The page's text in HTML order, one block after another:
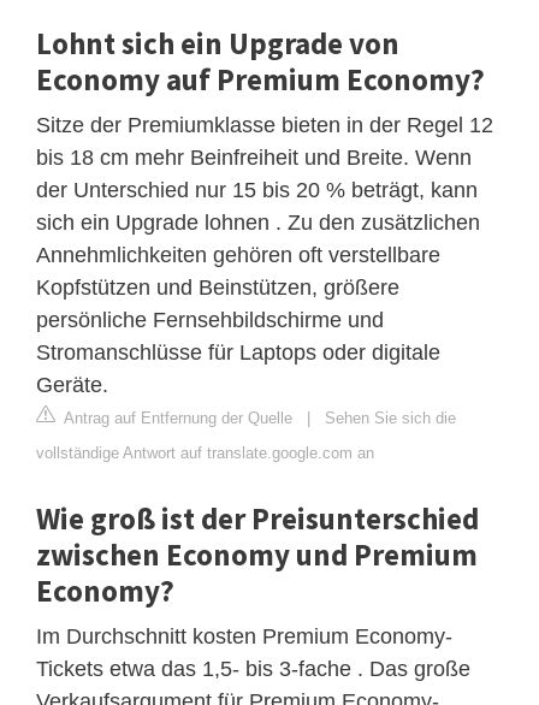
Lohnt sich ein Upgrade von
Economy auf Premium Economy?
Sitze der Premiumklasse bieten in der Regel 12
bis 18 cm mehr Beinfreiheit und Breite. Wenn
der Unterschied nur 15 bis 20 % beträgt, kann
sich ein Upgrade lohnen . Zu den zusätzlichen
Annehmlichkeiten gehören oft verstellbare
Kopfstützen und Beinstützen, größere
persönliche Fernsehbildschirme und
Stromanschlüsse für Laptops oder digitale
Geräte.
Antrag auf Entfernung der Quelle | Sehen Sie sich die
vollständige Antwort auf translate.google.com an
Wie groß ist der Preisunterschied
zwischen Economy und Premium
Economy?
Im Durchschnitt kosten Premium Economy-
Tickets etwa das 1,5- bis 3-fache . Das große